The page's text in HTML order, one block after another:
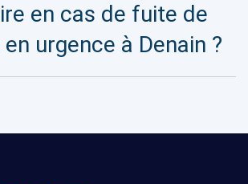
en cas de fuite de
urgence à Denain ?